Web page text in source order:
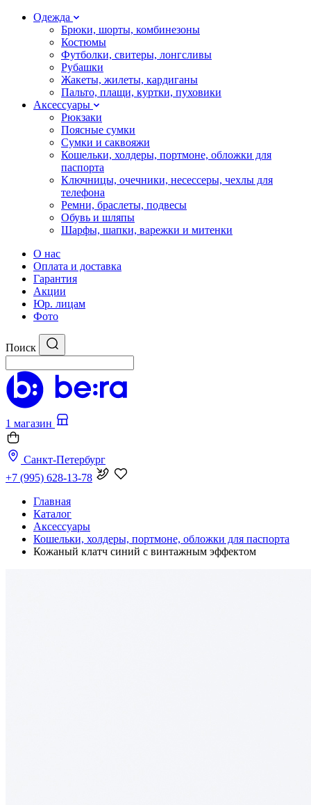
Одежда
Брюки, шорты, комбинезоны
Костюмы
Футболки, свитеры, лонгсливы
Рубашки
Жакеты, жилеты, кардиганы
Пальто, плащи, куртки, пуховики
Аксессуары
Рюкзаки
Поясные сумки
Сумки и саквояжи
Кошельки, холдеры, портмоне, обложки для
паспорта
Ключницы, очечники, несессеры, чехлы для
телефона
Ремни, браслеты, подвесы
Обувь и шляпы
Шарфы, шапки, варежки и митенки
О нас
Оплата и доставка
Гарантия
Акции
Юр. лицам
Фото
Поиск
1 магазин
Санкт-Петербург
+7 (995) 628-13-78
Главная
Каталог
Аксессуары
Кошельки, холдеры, портмоне, обложки для паспорта
Кожаный клатч синий с винтажным эффектом